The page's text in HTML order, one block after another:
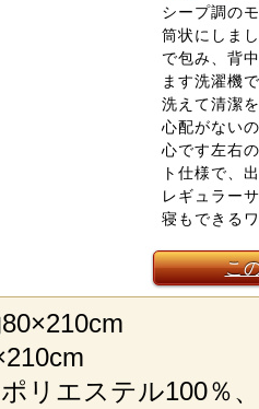
シープ調の
筒状にしま
で包み、背
ます洗濯機
洗えて清潔
心配がない
心です左右
ト仕様で、
レギュラー
寝もできる
こ
リエステル100％